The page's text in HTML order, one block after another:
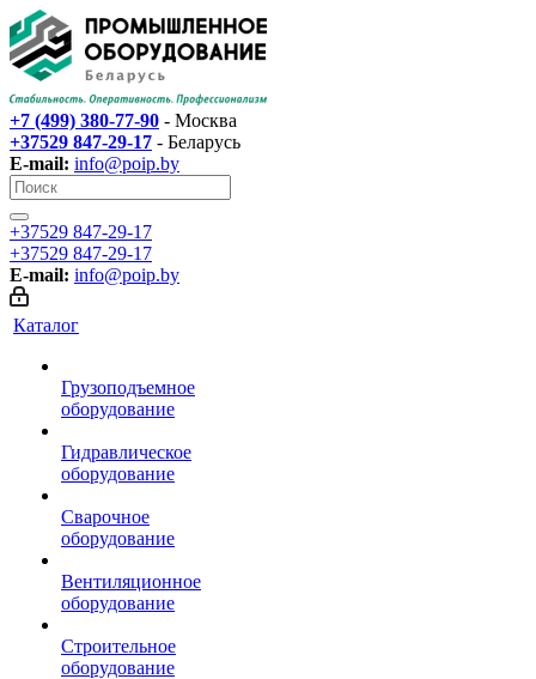
+7 (499) 380-77-90 - Москва
+37529 847-29-17‬ - Беларусь
E-mail: info@poip.by
+37529 847-29-17‬
+37529 847-29-17‬
E-mail: info@poip.by
Каталог
Грузоподъемное
оборудование
Гидравлическое
оборудование
Сварочное
оборудование
Вентиляционное
оборудование
Строительное
оборудование